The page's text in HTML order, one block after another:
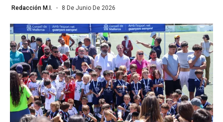
Redacción M.I. 8 De Junio De 2026